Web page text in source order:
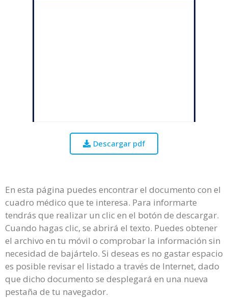
Descargar pdf
En esta página puedes encontrar el documento con el
cuadro médico que te interesa. Para informarte
tendrás que realizar un clic en el botón de descargar.
Cuando hagas clic, se abrirá el texto. Puedes obtener
el archivo en tu móvil o comprobar la información sin
necesidad de bajártelo. Si deseas es no gastar espacio
es posible revisar el listado a través de Internet, dado
que dicho documento se desplegará en una nueva
pestaña de tu navegador.